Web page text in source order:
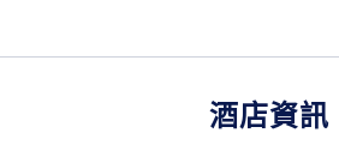
酒店資訊